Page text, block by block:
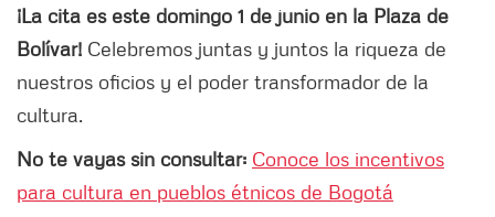
¡La cita es este domingo 1 de junio en la Plaza de
Bolívar! Celebremos juntas y juntos la riqueza de
nuestros oficios y el poder transformador de la
cultura.
No te vayas sin consultar: Conoce los incentivos
para cultura en pueblos étnicos de Bogotá